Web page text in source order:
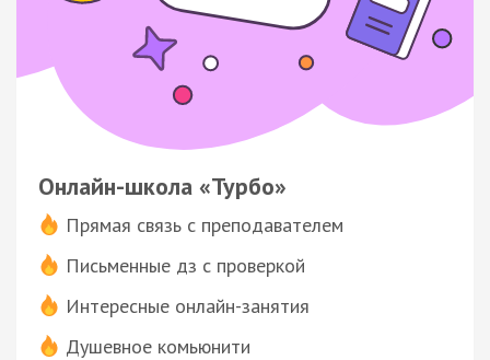
Онлайн-школа «Турбо»
Прямая связь с преподавателем
Письменные дз с проверкой
Интересные онлайн-занятия
Душевное комьюнити